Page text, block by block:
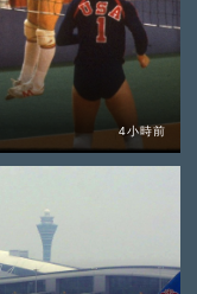
4小時前